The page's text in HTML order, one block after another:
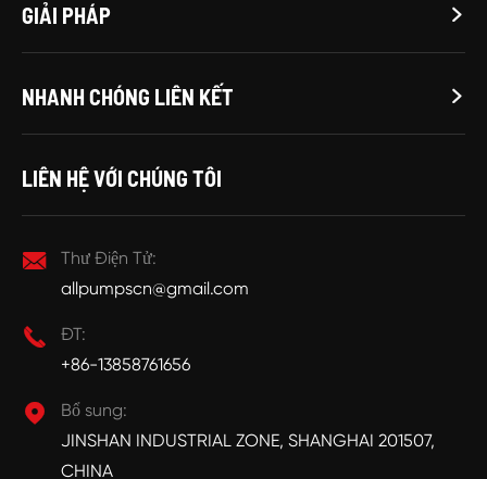
GIẢI PHÁP 
NHANH CHÓNG LIÊN KẾT 
LIÊN HỆ VỚI CHÚNG TÔI

Thư Điện Tử:
allpumpscn@gmail.com

ĐT:
+86-13858761656

Bổ sung:
JINSHAN INDUSTRIAL ZONE, SHANGHAI 201507,
CHINA